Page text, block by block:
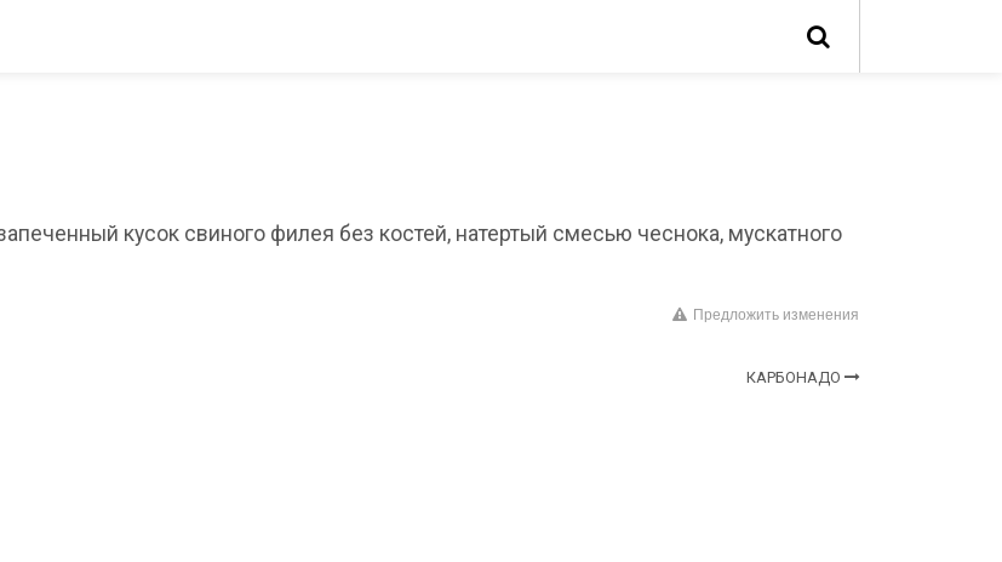
кусок свиного филея без костей, натертый смесью чеснока, мускатного
Предложить изменения
КАРБОНАДО